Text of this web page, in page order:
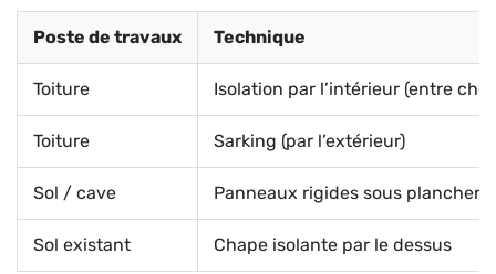
Poste de travaux Technique
Toiture Isolation par l’intérieur (entre
Toiture Sarking (par l’extérieur)
Sol / cave Panneaux rigides sous plancher
Sol existant Chape isolante par le dessus